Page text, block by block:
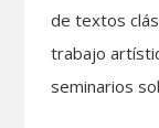
de textos
trabajo
seminarios